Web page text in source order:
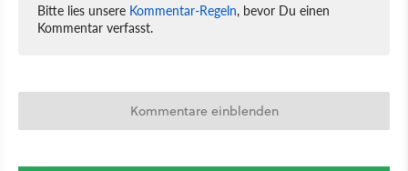
Bitte lies unsere Kommentar-Regeln, bevor Du einen
Kommentar verfasst.
Kommentare einblenden